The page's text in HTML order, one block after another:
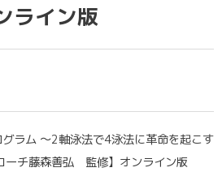
ライン版
ラム ～2軸泳法で4泳法に革命を起こす
ーチ藤森善弘 監修】オンライン版